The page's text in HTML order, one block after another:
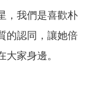
，我們是喜歡朴
的認同，讓她倍
家身邊。